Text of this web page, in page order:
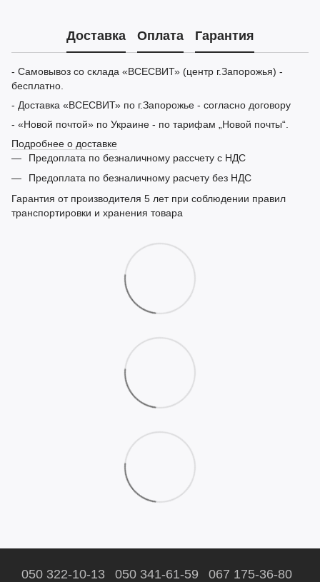
Доставка Оплата Гарантия
- Самовывоз со склада «ВСЕСВИТ» (центр г.Запорожья) -
бесплатно.
- Доставка «ВСЕСВИТ» по г.Запорожье - согласно договору
- «Новой почтой» по Украине - по тарифам „Новой почты“.
Подробнее о доставке
Предоплата по безналичному рассчету с НДС
Предоплата по безналичному расчету без НДС
Гарантия от производителя 5 лет при соблюдении правил
транспортировки и хранения товара
050 322-10-13 050 341-61-59 067 175-36-80